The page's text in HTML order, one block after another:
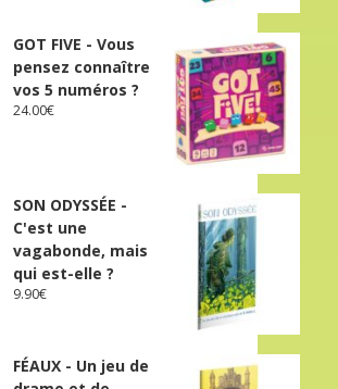
GOT FIVE - Vous
pensez connaître
vos 5 numéros ?
24.00€
SON ODYSSÉE -
C'est une
vagabonde, mais
qui est-elle ?
9.90€
FÉAUX - Un jeu de